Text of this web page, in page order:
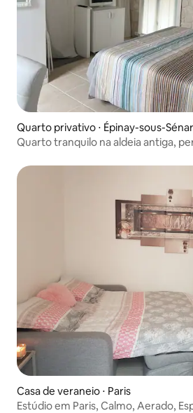
Quarto privativo ⋅ Épinay-sous-
Quarto tranquilo na aldeia antiga,
Casa de veraneio ⋅ Paris
Estúdio em Paris, Calmo, Aerado,